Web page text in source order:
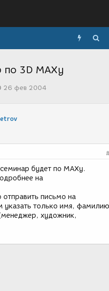
3D MAXу
а
с
д
и
я
26 фев 2004
будет по МАХу.
на
отправить письмо на
указать только имя,
художник,